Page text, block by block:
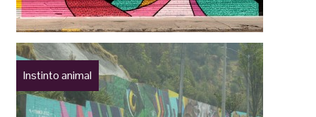
Instinto animal